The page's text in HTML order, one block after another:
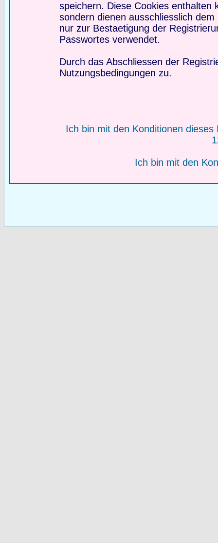
speichern. Diese Cookies enthalten
sondern dienen ausschliesslich
nur zur Bestaetigung der
Passwortes verwendet.
Durch das Abschliessen der
Nutzungsbedingungen zu.
Ich bin mit den Konditionen
Ich bin mit den